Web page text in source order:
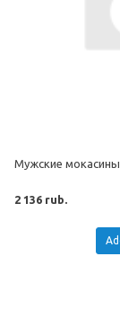
Мужские мокасины
2 136 rub.